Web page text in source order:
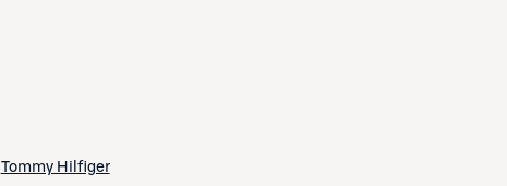
Tommy Hilfiger